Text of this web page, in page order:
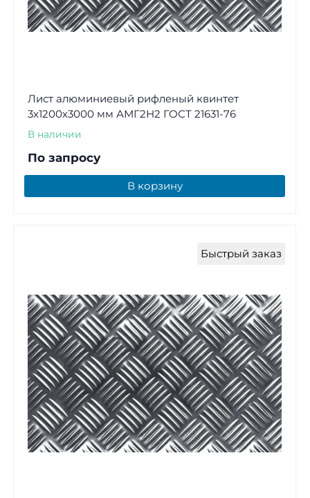
Лист алюминиевый рифленый квинтет
3х1200х3000 мм АМГ2Н2 ГОСТ 21631-76
В наличии
По запросу
В корзину
Быстрый заказ